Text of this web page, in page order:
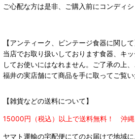
ご心配な方は是非、ご購入前にコンディ
【アンティーク、ビンテージ食器に関して
当店でお取り扱いしております食器、キ
してお使いにはなれません。ご了承の上
福井の実店舗にて商品を手に取ってご覧い
【雑貨などの送料について】
15000円（税込）以上で送料無料！ 沖縄
ヤマト運輸の宅配便にてのお届けで地域